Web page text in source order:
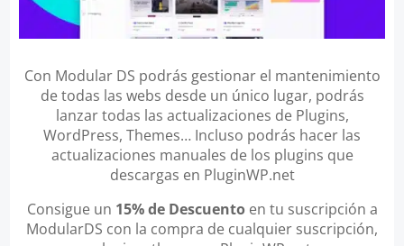
Con Modular DS podrás gestionar el mantenimiento
de todas las webs desde un único lugar, podrás
lanzar todas las actualizaciones de Plugins,
WordPress, Themes… Incluso podrás hacer las
actualizaciones manuales de los plugins que
descargas en PluginWP.net
Consigue un 15% de Descuentoen tu suscripción a
ModularDS con la compra de cualquier suscripción,